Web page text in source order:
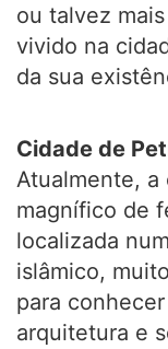
ou talvez
vivido na
da sua
Cidade de
Atualmente, a
magnífico de
localizada
islâmico,
para
arquitetura e